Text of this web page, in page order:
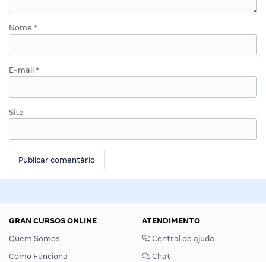
Nome *
E-mail *
Site
GRAN CURSOS ONLINE
Quem Somos
Como Funciona
ATENDIMENTO
Central de ajuda
Chat